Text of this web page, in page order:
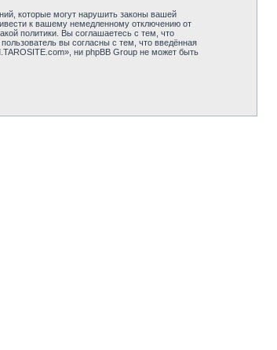
которые могут нарушить законы вашей
к вашему немедленному отключению от
политики. Вы соглашаетесь с тем, что
вы согласны с тем, что введённая
ни phpBB Group не может быть